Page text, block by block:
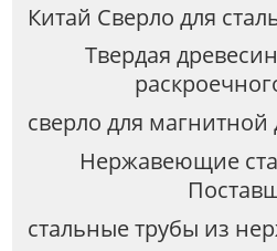
Китай Сверло для
Твердая
сверло для
Нержавеющие
стальные трубы из